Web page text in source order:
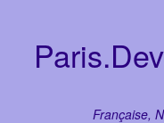
content
Française,